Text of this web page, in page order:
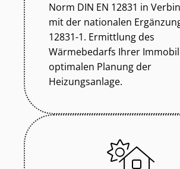
Norm DIN EN 12831 in
mit der nationalen
12831-1. Ermittlung des
Wärmebedarfs Ihrer
optimalen Planung der
Heizungsanlage.